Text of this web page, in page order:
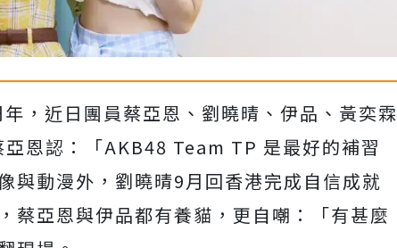
年，近日團員蔡亞恩、劉曉晴、伊品、黃奕霖
恩認：「AKB48 Team TP 是最好的補習
與動漫外，劉曉晴9月回香港完成自信成就
蔡亞恩與伊品都有養貓，更自嘲：「有甚麼